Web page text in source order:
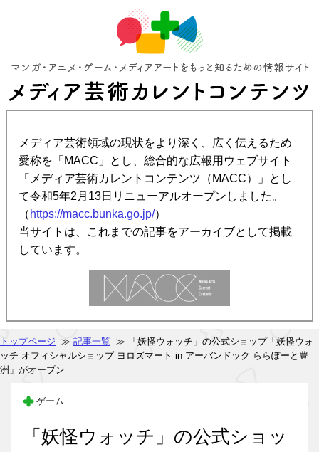
メディア芸術領域の現状をより深く、広く伝えるため
愛称を「MACC」とし、総合的な広報用ウェブサイト
「メディア芸術カレントコンテンツ（MACC）」とし
て令和5年2月13日リニューアルオープンしました。
（ https://macc.bunka.go.jp/）
当サイトは、これまでの記事をアーカイブとして掲載
しています。
トップページ ≫ 記事一覧 ≫ 「妖怪ウォッチ」の公式ショップ「妖怪ウォ
ッチ オフィシャルショップ ヨロズマート in アーバンドック ららぽーと豊
洲」がオープン
ゲーム
「妖怪ウォッチ」の公式ショッ